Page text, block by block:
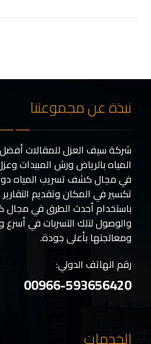
نبذة عن مجموعتنا
شركة سيف العزل للمقالات
المياه بالرياض ورش المبيدات
في مجال كشف تسريب المياه
تكسير في المكان وتقديم
باستخدام أحدث الطرق في مجال
والوصول لتلك التسربات في
ومعالجتها بأعلى جودة.
رقم الهاتف الدولي:
00966-593656420